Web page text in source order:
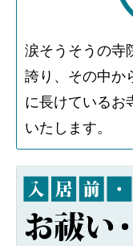
涙そうそうの寺
誇り、その中か
に長けているお
いたします。